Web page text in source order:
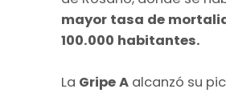
mayor tasa de
100.000 habitantes.​
La Gripe A alcanzó su